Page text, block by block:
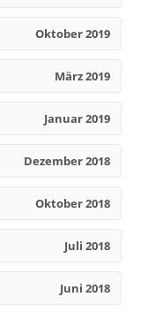
Oktober 2019
März 2019
Januar 2019
Dezember 2018
Oktober 2018
Juli 2018
Juni 2018